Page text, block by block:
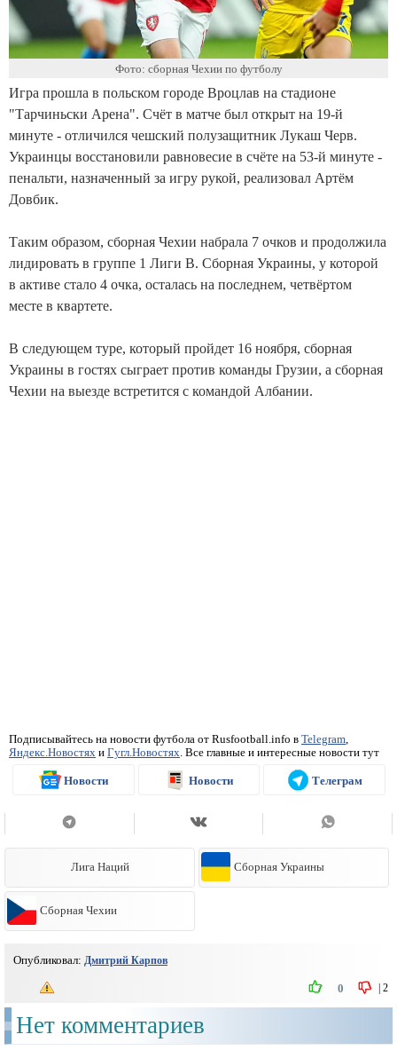
Фото: сборная Чехии по футболу
Игра прошла в польском городе Вроцлав на стадионе
"Тарчиньски Арена". Счёт в матче был открыт на 19-й
минуте - отличился чешский полузащитник Лукаш Черв.
Украинцы восстановили равновесие в счёте на 53-й минуте -
пенальти, назначенный за игру рукой, реализовал Артём
Довбик.
Таким образом, сборная Чехии набрала 7 очков и продолжила
лидировать в группе 1 Лиги В. Сборная Украины, у которой
в активе стало 4 очка, осталась на последнем, четвёртом
месте в квартете.
В следующем туре, который пройдет 16 ноября, сборная
Украины в гостях сыграет против команды Грузии, а сборная
Чехии на выезде встретится с командой Албании.
Подписывайтесь на новости футбола от Rusfootball.info в Telegram
Яндекс.Новостях и Гугл.Новостях . Все главные и интересные новости тут
Новости Новости Телеграм
Лига Наций Сборная Украины
Сборная Чехии
Опубликовал: Дмитрий Карпов
| 2
0
Нет комментариев